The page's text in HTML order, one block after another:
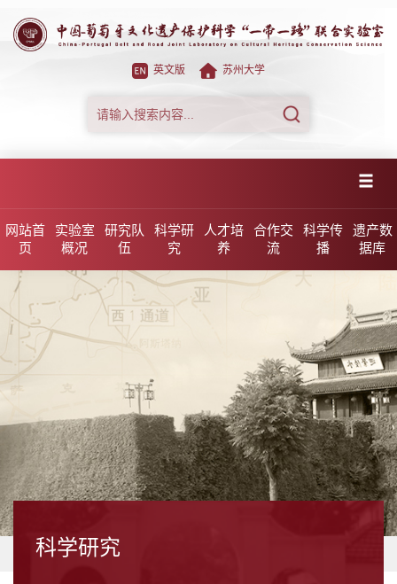
英文版 苏州大学
网站首
页
实验室
概况
研究队
伍
科学研
究
人才培
养
合作交
流
科学传
播
遗产数
据库
科学研究